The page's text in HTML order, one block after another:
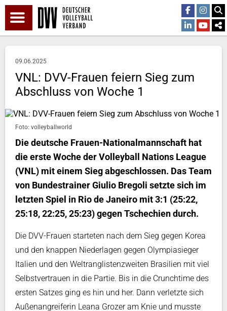
09.06.2025
VNL: DVV-Frauen feiern Sieg zum
Abschluss von Woche 1
Foto: volleyballworld
Die deutsche Frauen-Nationalmannschaft hat
die erste Woche der Volleyball Nations League
(VNL) mit einem Sieg abgeschlossen. Das Team
von Bundestrainer Giulio Bregoli setzte sich im
letzten Spiel in Rio de Janeiro mit 3:1 (25:22,
25:18, 22:25, 25:23) gegen Tschechien durch.
Die DVV-Frauen starteten nach dem Sieg gegen Korea
und den knappen Niederlagen gegen Olympiasieger
Italien und den Weltranglistenzweiten Brasilien mit viel
Selbstvertrauen in die Partie. Bis in die Crunchtime des
ersten Satzes ging es hin und her. Dann verletzte sich
Außenangreiferin Leana Grozer am Knie und musste